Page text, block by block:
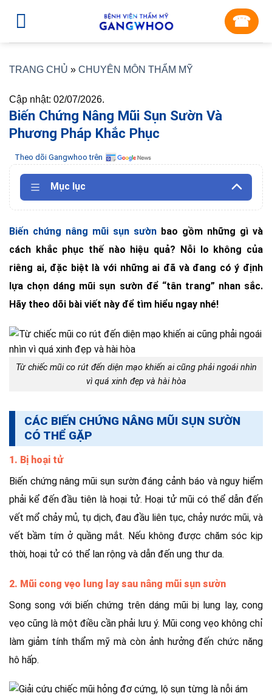
☎︎
TRANG CHỦ » CHUYÊN MÔN THẨM MỸ
Cập nhật: 02/07/2026.
Biến Chứng Nâng Mũi Sụn Sườn Và
Phương Pháp Khắc Phục
Theo dõi Gangwhoo trên
Mục lục
Biến chứng nâng mũi sụn sườn bao gồm những gì và
cách khắc phục thế nào hiệu quả? Nỗi lo không của
riêng ai, đặc biệt là với những ai đã và đang có ý định
lựa chọn dáng mũi sụn sườn để “tân trang” nhan sắc.
Hãy theo dõi bài viết này để tìm hiểu ngay nhé!
Từ chiếc mũi co rút đến diện mạo khiến ai cũng phải ngoái nhìn
vì quá xinh đẹp và hài hòa
CÁC BIẾN CHỨNG NÂNG MŨI SỤN SƯỜN
CÓ THỂ GẶP
1. Bị hoại tử
Biến chứng nâng mũi sụn sườn đáng cảnh báo và nguy hiểm
phải kể đến đầu tiên là hoại tử. Hoại tử mũi có thể dẫn đến
vết mổ chảy mủ, tụ dịch, đau đầu liên tục, chảy nước mũi, và
vết bầm tím ở quầng mắt. Nếu không được chăm sóc kịp
thời, hoại tử có thể lan rộng và dẫn đến ung thư da.
2. Mũi cong vẹo lung lay sau nâng mũi sụn sườn
Song song với biến chứng trên dáng mũi bị lung lay, cong
vẹo cũng là một điều cần phải lưu ý. Mũi cong vẹo không chỉ
làm giảm tính thẩm mỹ mà còn ảnh hưởng đến chức năng
hô hấp.